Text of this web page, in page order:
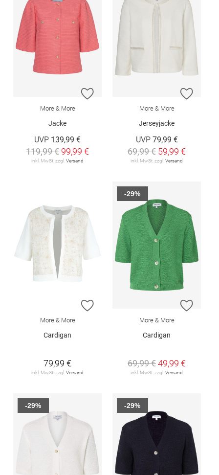
ZUR WUNSCHLISTE HINZUFÜGEN
More & More
Jacke
UVP 139,99 €
119,99 € 99,99 €
inkl. MwSt. zzgl. Versand
ZUR
More & More
Jerseyjacke
UVP 79,99 €
69,99 € 59,99 €
inkl. MwSt. zzgl. Versand
ZUR WUNSCHLISTE HINZUFÜGEN
More & More
Cardigan
79,99 €
inkl. MwSt. zzgl. Versand
ZUR
More & More
Cardigan
69,99 €49,99 €
inkl. MwSt. zzgl. Versand
-29%
-29% -29%